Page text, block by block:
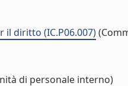
il diritto (IC.P06.007)
di personale interno)